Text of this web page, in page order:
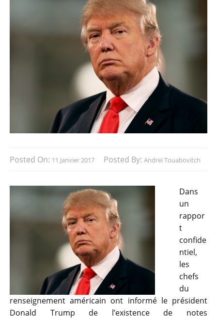
Posted On: 11 Janvier 2017 Posted By: Andreï Touabovitch
Dans
un
rappor
t
confide
ntiel,
les
chefs
du
renseignement américain ont informé le président
Donald Trump de l’existence de notes